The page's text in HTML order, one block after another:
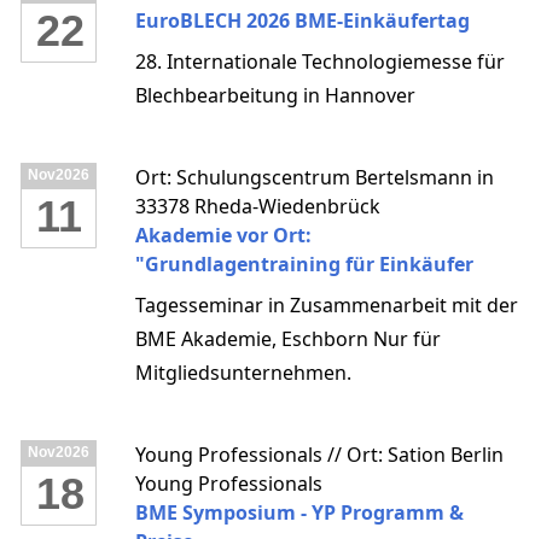
22
EuroBLECH 2026 BME-Einkäufertag
28. Internationale Technologiemesse für
Blechbearbeitung in Hannover
Nov2026
11
Ort: Schulungscentrum Bertelsmann in
33378 Rheda-Wiedenbrück
Akademie vor Ort:
"Grundlagentraining für Einkäufer
Tagesseminar in Zusammenarbeit mit der
BME Akademie, Eschborn Nur für
Mitgliedsunternehmen.
Nov2026
18
Young Professionals // Ort: Sation Berlin
Young Professionals
BME Symposium - YP Programm &